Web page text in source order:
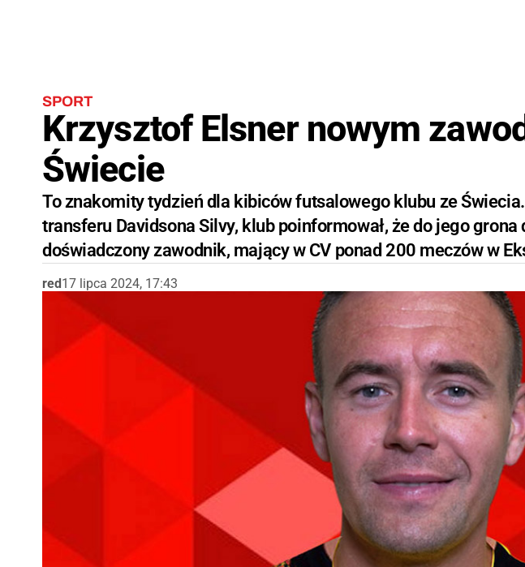
SPORT
Krzysztof Elsner nowym
Świecie
To znakomity tydzień dla kibiców futsalowego klubu ze
transferu Davidsona Silvy, klub poinformował, że do jego grona
doświadczony zawodnik, mający w CV ponad 200 meczów w
red17 lipca 2024, 17:43